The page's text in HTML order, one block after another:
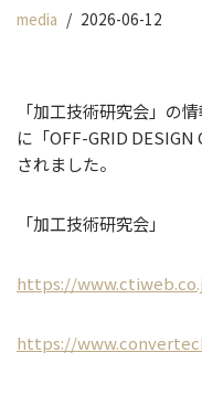
プ
media 2026-06-12
「加工技術研究会」の
に「OFF-GRID
されました。
「加工技術研究会」
https://
https://